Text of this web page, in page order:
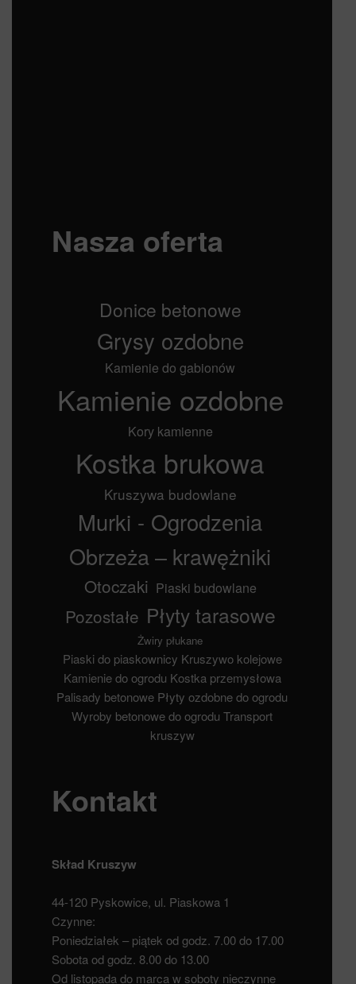
Nasza oferta
Donice betonowe
Grysy ozdobne
Kamienie do gabionów
Kamienie ozdobne
Kory kamienne
Kostka brukowa
Kruszywa budowlane
Murki - Ogrodzenia
Obrzeża – krawężniki
Otoczaki Piaski budowlane
Pozostałe Płyty tarasowe
Żwiry płukane
Piaski do piaskownicy Kruszywo kolejowe
Kamienie do ogrodu Kostka przemysłowa
Palisady betonowe Płyty ozdobne do ogrodu
Wyroby betonowe do ogrodu Transport
kruszyw
Kontakt
Skład Kruszyw
44-120 Pyskowice, ul. Piaskowa 1
Czynne:
Poniedziałek – piątek od godz. 7.00 do 17.00
Sobota od godz. 8.00 do 13.00
Od listopada do marca w soboty nieczynne